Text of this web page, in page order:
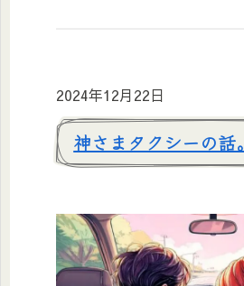
2024年12月22日
神さまタクシーの話。